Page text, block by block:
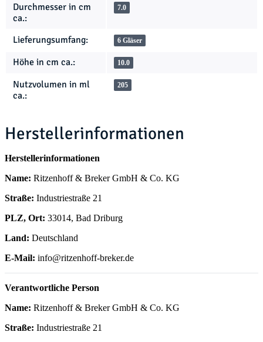
Durchmesser in cm
ca.:
7.0
Lieferungsumfang: 6 Gläser
Höhe in cm ca.: 10.0
Nutzvolumen in ml
ca.:
205
Herstellerinformationen
Herstellerinformationen
Name: Ritzenhoff & Breker GmbH & Co. KG
Straße: Industriestraße 21
PLZ, Ort: 33014, Bad Driburg
Land: Deutschland
E-Mail: info@ritzenhoff-breker.de
Verantwortliche Person
Name: Ritzenhoff & Breker GmbH & Co. KG
Straße: Industriestraße 21